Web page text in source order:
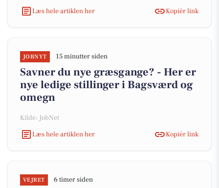
Læs hele artiklen her
Kopiér link
JOBNYT 15 minutter siden
Savner du nye græsgange? - Her er
nye ledige stillinger i Bagsværd og
omegn
Kilde: JobNet
Læs hele artiklen her
Kopiér link
VEJRET 6 timer siden